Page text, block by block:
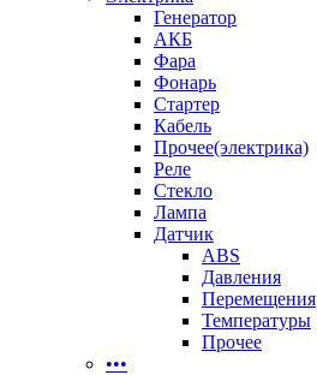
Генератор
АКБ
Фара
Фонарь
Стартер
Кабель
Прочее(электрика)
Реле
Стекло
Лампа
Датчик
ABS
Давления
Перемещения
Температуры
Прочее
•••